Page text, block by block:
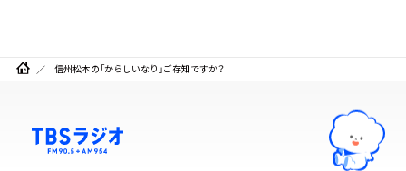
信州松本の「からしいなり」ご存知ですか？